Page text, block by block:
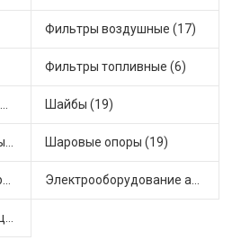
Фильтры воздушные (17)
Фильтры топливные (6)
Форсунки и комплектующие (1) Шайбы (19)
Шарниры равных угловых скоростей, приводные валы (1) Шаровые опоры (19)
Электродвигатели, корректоры и приводы автомобильн (22) Электрооборудование автомобилей (25)
Элементы механизма сцепления (63)